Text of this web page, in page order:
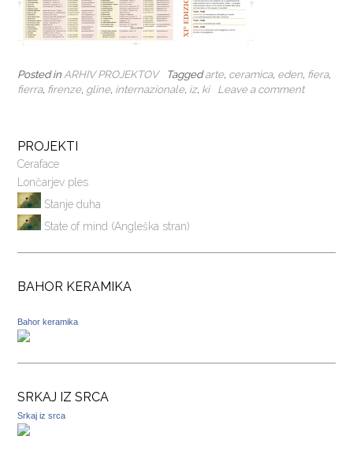
Posted in ARHIV PROJEKTOV Taggedarte, ceramica, eden, fiera,
fierra, firenze, gline, internazionale, iz, ki Leave a comment
PROJEKTI
Ceraface
Lončarjev ples
Stanje duha
State of mind (Angleška stran)
BAHOR KERAMIKA
Bahor keramika
SRKAJ IZ SRCA
Srkaj iz srca